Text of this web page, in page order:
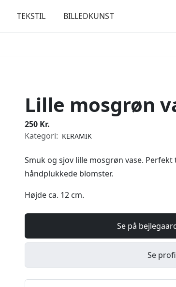
TEKSTIL BILLEDKUNST
Lille mosgrøn
250 Kr.
Kategori: KERAMIK
Smuk og sjov lille mosgrøn vase.
håndplukkede blomster.
Højde ca. 12 cm.
Se på
Se